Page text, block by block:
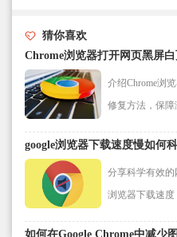
猜你喜欢
Chrome浏览器打开网页黑屏
介绍Chrome浏
修复方法，保障
google浏览器下载速度慢如何
分享科学有效的
浏览器下载速度
如何在Google Chrome中减少